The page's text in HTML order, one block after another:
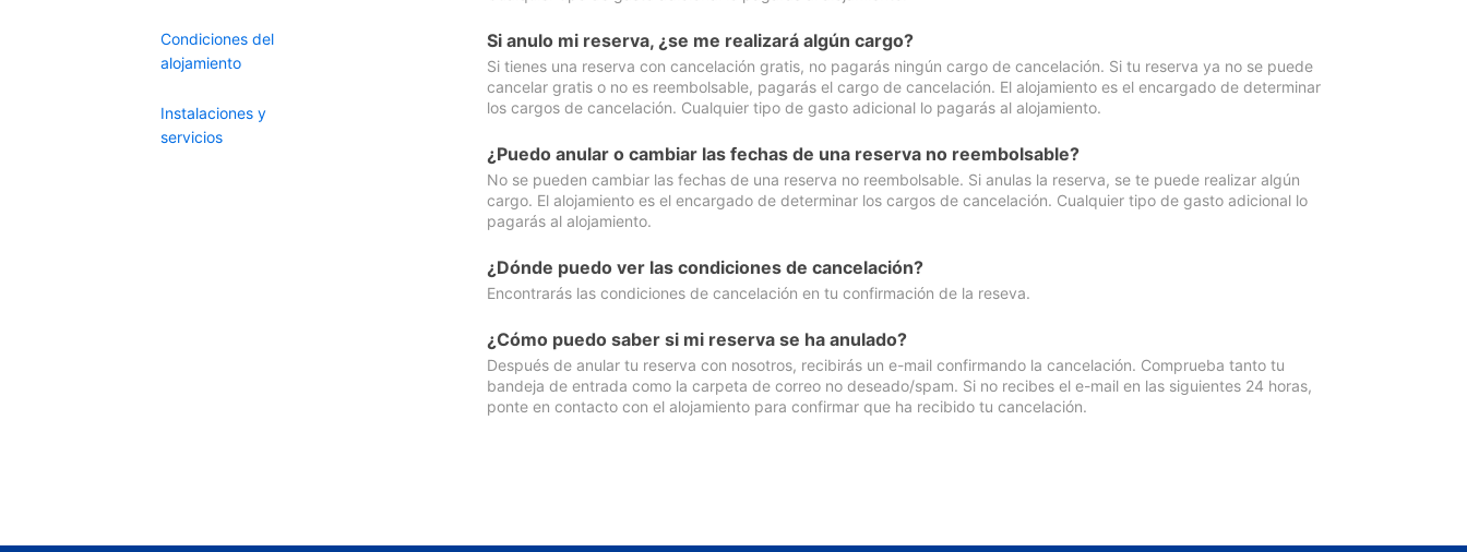
Condiciones del
alojamiento
Instalaciones y
servicios
Si anulo mi reserva, ¿se me realizará algún cargo?
Si tienes una reserva con cancelación gratis, no pagarás ningún cargo de cancelación. Si tu reserva ya no se puede
cancelar gratis o no es reembolsable, pagarás el cargo de cancelación. El alojamiento es el encargado de determinar
los cargos de cancelación. Cualquier tipo de gasto adicional lo pagarás al alojamiento.
¿Puedo anular o cambiar las fechas de una reserva no reembolsable?
No se pueden cambiar las fechas de una reserva no reembolsable. Si anulas la reserva, se te puede realizar algún
cargo. El alojamiento es el encargado de determinar los cargos de cancelación. Cualquier tipo de gasto adicional lo
pagarás al alojamiento.
¿Dónde puedo ver las condiciones de cancelación?
Encontrarás las condiciones de cancelación en tu confirmación de la reseva.
¿Cómo puedo saber si mi reserva se ha anulado?
Después de anular tu reserva con nosotros, recibirás un e-mail confirmando la cancelación. Comprueba tanto tu
bandeja de entrada como la carpeta de correo no deseado/spam. Si no recibes el e-mail en las siguientes 24 horas,
ponte en contacto con el alojamiento para confirmar que ha recibido tu cancelación.